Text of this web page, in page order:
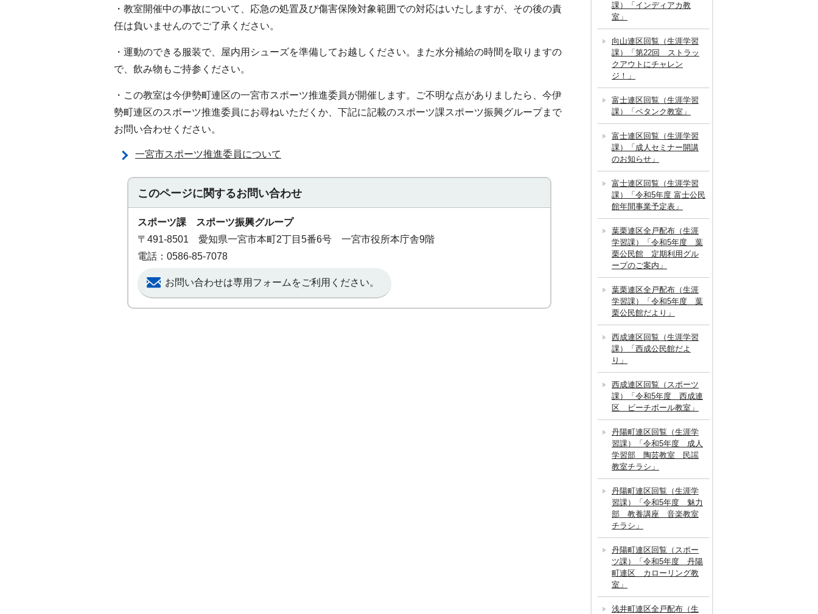
・教室開催中の事故について、応急の処置及び傷害保険対象範囲での対応はいたしますが、その後の責
任は負いませんのでご了承ください。
・運動のできる服装で、屋内用シューズを準備してお越しください。また水分補給の時間を取りますの
で、飲み物もご持参ください。
・この教室は今伊勢町連区の一宮市スポーツ推進委員が開催します。ご不明な点がありましたら、今伊
勢町連区のスポーツ推進委員にお尋ねいただくか、下記に記載のスポーツ課スポーツ振興グループまで
お問い合わせください。
一宮市スポーツ推進委員について
このページに関するお問い合わせ
スポーツ課 スポーツ振興グループ
〒491-8501 愛知県一宮市本町2丁目5番6号 一宮市役所本庁舎9階
電話：0586-85-7078
お問い合わせは専用フォームをご利用ください。
課）「インディアカ教
室」
向山連区回覧（生涯学習
課）「第22回 ストラッ
クアウトにチャレン
ジ！」
富士連区回覧（生涯学習
課）「ペタンク教室」
富士連区回覧（生涯学習
課）「成人セミナー開講
のお知らせ」
富士連区回覧（生涯学習
課）「令和5年度 富士公民
館年間事業予定表」
葉栗連区全戸配布（生涯
学習課）「令和5年度 葉
栗公民館 定期利用グル
ープのご案内」
葉栗連区全戸配布（生涯
学習課）「令和5年度 葉
栗公民館だより」
西成連区回覧（生涯学習
課）「西成公民館だよ
り」
西成連区回覧（スポーツ
課）「令和5年度 西成連
区 ビーチボール教室」
丹陽町連区回覧（生涯学
習課）「令和5年度 成人
学習部 陶芸教室 民謡
教室チラシ」
丹陽町連区回覧（生涯学
習課）「令和5年度 魅力
部 教養講座 音楽教室
チラシ」
丹陽町連区回覧（スポー
ツ課）「令和5年度 丹陽
町連区 カローリング教
室」
浅井町連区全戸配布（生